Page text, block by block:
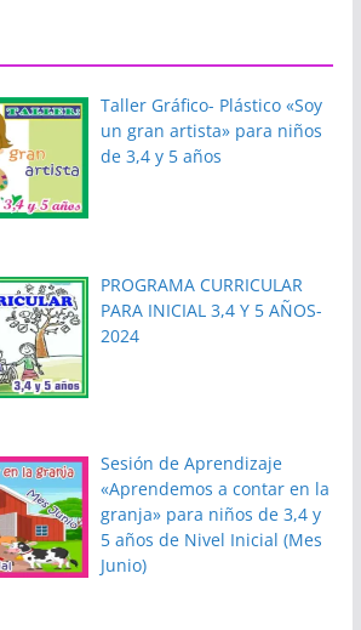
Taller Gráfico- Plástico «Soy
un gran artista» para niños
de 3,4 y 5 años
PROGRAMA CURRICULAR
PARA INICIAL 3,4 Y 5 AÑOS-
2024
Sesión de Aprendizaje
«Aprendemos a contar en la
granja» para niños de 3,4 y
5 años de Nivel Inicial (Mes
Junio)